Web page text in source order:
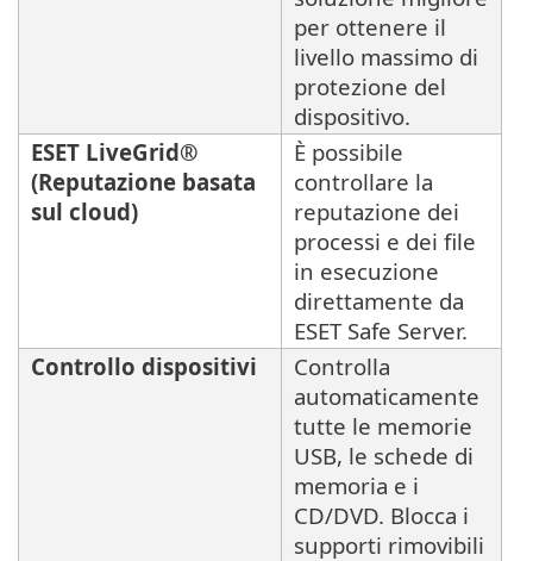
per ottenere il
livello massimo di
protezione del
dispositivo.
ESET LiveGrid®
(Reputazione basata
sul cloud)
È possibile
controllare la
reputazione dei
processi e dei file
in esecuzione
direttamente da
ESET Safe Server.
Controllo dispositivi
Controlla
automaticamente
tutte le memorie
USB, le schede di
memoria e i
CD/DVD. Blocca i
supporti rimovibili